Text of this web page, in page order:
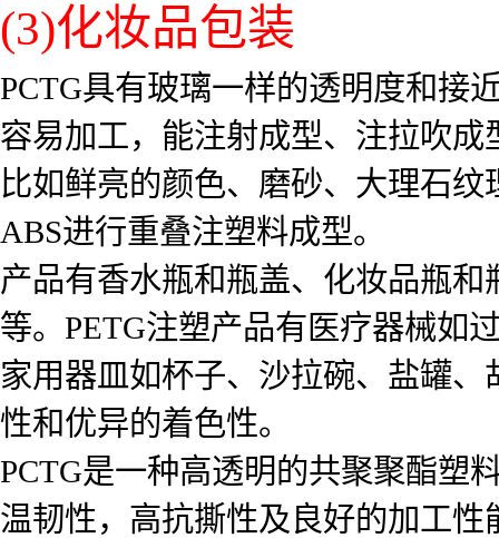
(3)化妆品包装
PCTG具有玻璃一样的透明度和接
容易加工，能注射成型、注拉吹
比如鲜亮的颜色、磨砂、大理石
ABS进行重叠注塑料成型。
产品有香水瓶和瓶盖、化妆品瓶
等。PETG注塑产品有医疗器械如
家用器皿如杯子、沙拉碗、盐罐
性和优异的着色性。
PCTG是一种高透明的共聚聚酯塑
温韧性，高抗撕性及良好的加工